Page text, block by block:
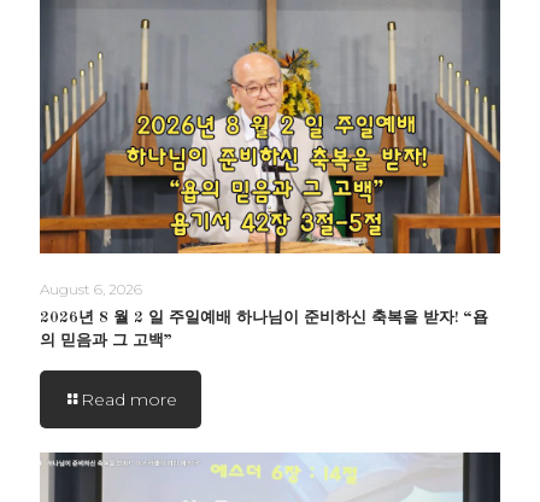
August 6, 2026
2026년 8 월 2 일 주일예배 하나님이 준비하신 축복을 받자! “욥
의 믿음과 그 고백”
Read more